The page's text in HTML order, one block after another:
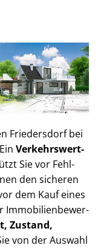
Friedersdorf bei
Ver­kehrs­wert­
Sie vor Fehl­
den sicheren
dem Kauf eines
Im­mo­bi­li­en­be­wer­
Zustand,
von der Auswahl